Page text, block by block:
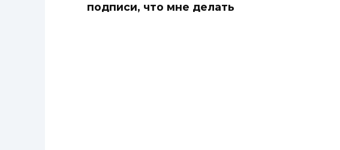
подписи, что мне делать